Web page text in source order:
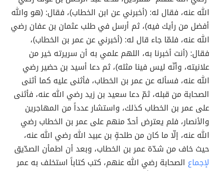
الله عنه، فقال له: (أخبرني عن ابن الخطاب)، فقال: (هو والله
أفضل من رأيك فيه)، ثم أرسل في طلب عثمان بن عفان رضي
الله عنه، فلمّا جاء قال له: (أخبرني عن عمر بن الخطاب)،
فقال: (أنت أخبرنا به، اللهم علمي به أن سريرته خير من
علانيته، وأنّه ليس فينا مثله)، ثم دعا أسيد بن حضير رضي
الله عنه، فسأله عن عمر بن الخطاب، فأثنى عليه كما أثنى
الصحابة من قبله، ثمّ دعا سعيد بن زيد رضي الله عنه، فأثنى
على عمر بن الخطاب كذلك، واستشار عدداً من المهاجرين
والأنصار، فلم يعترض أحدٌ منهم على عمر بن الخطاب رضي
الله عنه، إلّا ما كان من طلحةٍ بن عبيد الله رضي الله عنه،
حيث خاف من شدّة عمر بن الخطاب، وبعد أن اطمأن الصدّيق
لإجماع الصحابة رضي الله عنهم، كتب كتاباً استخلف به عمر